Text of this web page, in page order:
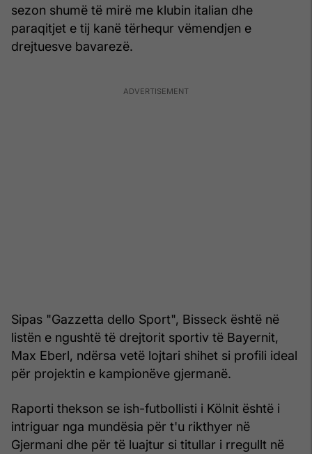
sezon shumë të mirë me klubin italian dhe
paraqitjet e tij kanë tërhequr vëmendjen e
drejtuesve bavarezë.
Sipas "Gazzetta dello Sport", Bisseck është në
listën e ngushtë të drejtorit sportiv të Bayernit,
Max Eberl, ndërsa vetë lojtari shihet si profili ideal
për projektin e kampionëve gjermanë.
Raporti thekson se ish-futbollisti i Kölnit është i
intriguar nga mundësia për t'u rikthyer në
Gjermani dhe për të luajtur si titullar i rregullt në